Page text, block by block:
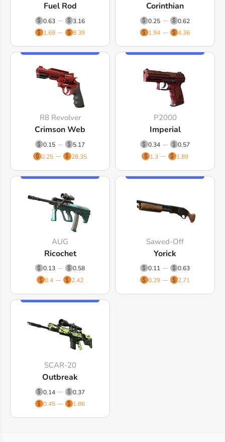
Fuel Rod
0.63
3.16
1.69
8.39
Corinthian
0.25
0.62
1.94
4.36
R8 Revolver
Crimson Web
0.15
5.17
0.25
28.35
P2000
Imperial
0.34
0.57
1.3
1.89
AUG
Ricochet
0.13
0.58
0.4
2.42
Sawed-Off
Yorick
0.11
0.63
0.29
2.71
SCAR-20
Outbreak
0.14
0.37
0.45
1.86